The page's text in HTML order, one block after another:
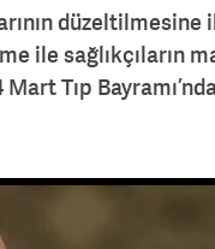
ile sağlıkçıların
Tıp